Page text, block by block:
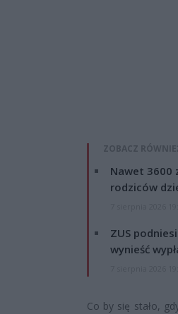
ZOBACZ
Nawet 3600
rodziców
ZUS
wynieść
Co by się stało,